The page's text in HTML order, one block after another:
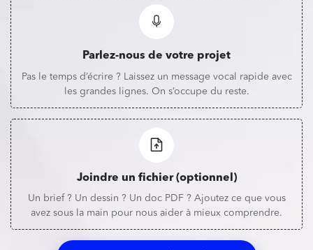
Parlez-nous de votre projet
Pas le temps d’écrire ? Laissez un message vocal rapide avec
les grandes lignes. On s’occupe du reste.
Joindre un fichier (optionnel)
Un brief ? Un dessin ? Un doc PDF ? Ajoutez ce que vous
avez sous la main pour nous aider à mieux comprendre.